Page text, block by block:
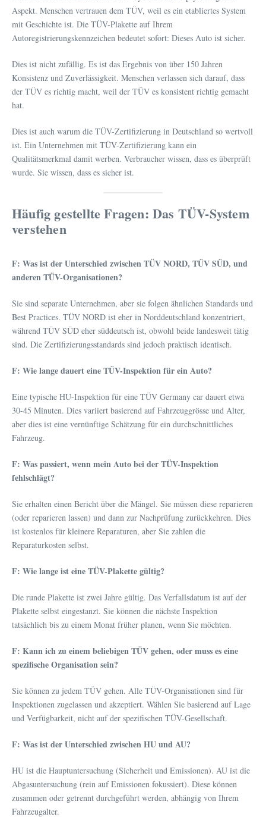
Aspekt. Menschen vertrauen dem TÜV, weil es ein etabliertes System
mit Geschichte ist. Die TÜV-Plakette auf Ihrem
Autoregistrierungskennzeichen bedeutet sofort: Dieses Auto ist sicher.
Dies ist nicht zufällig. Es ist das Ergebnis von über 150 Jahren
Konsistenz und Zuverlässigkeit. Menschen verlassen sich darauf, dass
der TÜV es richtig macht, weil der TÜV es konsistent richtig gemacht
hat.
Dies ist auch warum die TÜV-Zertifizierung in Deutschland so wertvoll
ist. Ein Unternehmen mit TÜV-Zertifizierung kann ein
Qualitätsmerkmal damit werben. Verbraucher wissen, dass es überprüft
wurde. Sie wissen, dass es sicher ist.
Häufig gestellte Fragen: Das TÜV-System
verstehen
F: Was ist der Unterschied zwischen TÜV NORD, TÜV SÜD, und
anderen TÜV-Organisationen?
Sie sind separate Unternehmen, aber sie folgen ähnlichen Standards und
Best Practices. TÜV NORD ist eher in Norddeutschland konzentriert,
während TÜV SÜD eher süddeutsch ist, obwohl beide landesweit tätig
sind. Die Zertifizierungsstandards sind jedoch praktisch identisch.
F: Wie lange dauert eine TÜV-Inspektion für ein Auto?
Eine typische HU-Inspektion für eine TÜV Germany car dauert etwa
30-45 Minuten. Dies variiert basierend auf Fahrzeuggrösse und Alter,
aber dies ist eine vernünftige Schätzung für ein durchschnittliches
Fahrzeug.
F: Was passiert, wenn mein Auto bei der TÜV-Inspektion
fehlschlägt?
Sie erhalten einen Bericht über die Mängel. Sie müssen diese reparieren
(oder reparieren lassen) und dann zur Nachprüfung zurückkehren. Dies
ist kostenlos für kleinere Reparaturen, aber Sie zahlen die
Reparaturkosten selbst.
F: Wie lange ist eine TÜV-Plakette gültig?
Die runde Plakette ist zwei Jahre gültig. Das Verfallsdatum ist auf der
Plakette selbst eingestanzt. Sie können die nächste Inspektion
tatsächlich bis zu einem Monat früher planen, wenn Sie möchten.
F: Kann ich zu einem beliebigen TÜV gehen, oder muss es eine
spezifische Organisation sein?
Sie können zu jedem TÜV gehen. Alle TÜV-Organisationen sind für
Inspektionen zugelassen und akzeptiert. Wählen Sie basierend auf Lage
und Verfügbarkeit, nicht auf der spezifischen TÜV-Gesellschaft.
F: Was ist der Unterschied zwischen HU und AU?
HU ist die Hauptuntersuchung (Sicherheit und Emissionen). AU ist die
Abgasuntersuchung (rein auf Emissionen fokussiert). Diese können
zusammen oder getrennt durchgeführt werden, abhängig von Ihrem
Fahrzeugalter.